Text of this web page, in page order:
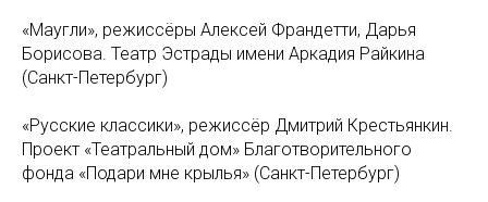
«Маугли», режиссёры Алексей Франдетти, Дарья
Борисова. Театр Эстрады имени Аркадия Райкина
(Санкт-Петербург)
«Русские классики», режиссёр Дмитрий Крестьянкин.
Проект «Театральный дом» Благотворительного
фонда «Подари мне крылья» (Санкт-Петербург)